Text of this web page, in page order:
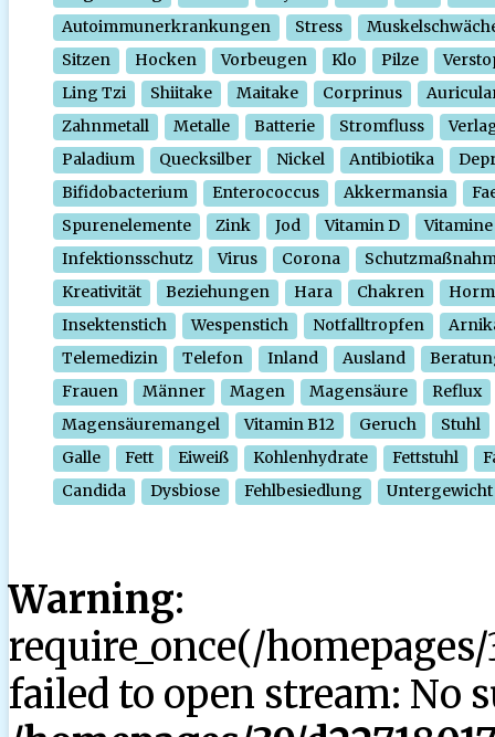
Autoimmunerkrankungen
Stress
Sitzen
Hocken Vorbeugen Klo Pilze
Ling Tzi
Shiitake Maitake Corprinus
Zahnmetall
Metalle Batterie Stromfluss
Paladium
Quecksilber Nickel Antibiotika
Bifidobacterium
Enterococcus Akkermansia
Spurenelemente
Zink Jod Vitamin D
Vitamine
Infektionsschutz
Virus Corona
Kreativität
Beziehungen Hara Chakren
Insektenstich
Wespenstich Notfalltropfen
Telemedizin
Telefon Inland Ausland
Frauen
Männer Magen Magensäure
Reflux
Magensäuremangel
Vitamin B12 Geruch
Stuhl
Galle
Fett Eiweiß Kohlenhydrate Fettstuhl
Candida
Dysbiose Fehlbesiedlung Untergewicht
Warning:
require_once(/
failed to open stream: No